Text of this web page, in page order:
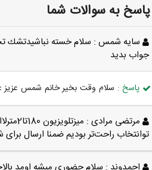
پاسخ به سوالات شما
سايه شمس : سلام خسته نباشيدتشك
جواب بديد
پاسخ : سلام وقت بخیر خانم شمس عزیز
مرتضی مرادی :
توانتخاب راحت‌تر بودیم ضمنا ارسال